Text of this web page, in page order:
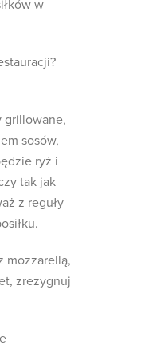
w
grillowane,
sosów,
ryż i
tak jak
z reguły
mozzarellą,
zrezygnuj